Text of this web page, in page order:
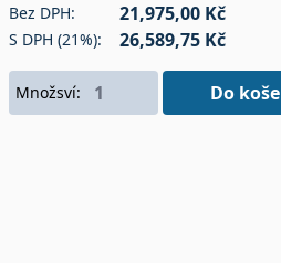
Bez DPH: 21,975,00 Kč
S DPH (21%): 26,589,75 Kč
Množsví: Do koše